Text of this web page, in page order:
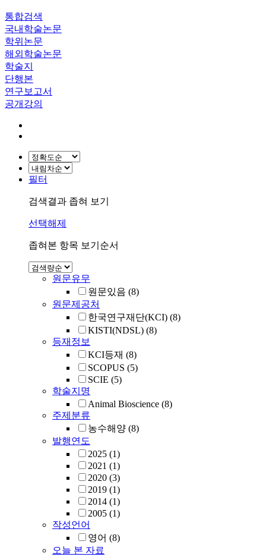
통합검색
국내학술논문
학위논문
해외학술논문
학술지
단행본
연구보고서
공개강의
필터
검색결과 좁혀 보기
선택해제
좁혀본 항목 보기순서
원문유무
원문있음 (8)
원문제공처
한국연구재단(KCI) (8)
KISTI(NDSL) (8)
등재정보
KCI등재 (8)
SCOPUS (5)
SCIE (5)
학술지명
Animal Bioscience (8)
주제분류
농수해양 (8)
발행연도
2025 (1)
2021 (1)
2020 (3)
2019 (1)
2014 (1)
2005 (1)
작성언어
영어 (8)
오늘 본 자료